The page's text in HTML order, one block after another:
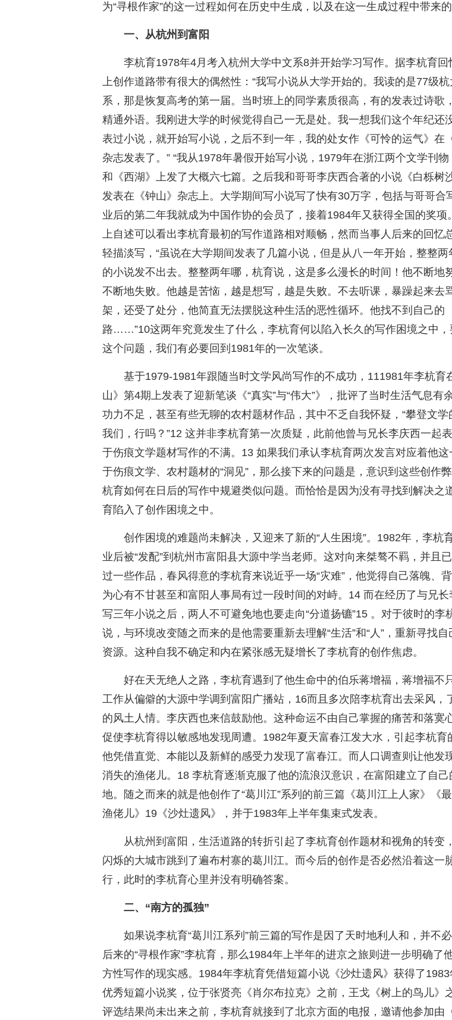
为“寻根作家”的这一过程如何在历史中生成，以及在这一生成过程中带来的
一、从杭州到富阳
李杭育1978年4月考入杭州大学中文系8并开始学习写作。据李杭育回
上创作道路带有很大的偶然性：“我写小说从大学开始的。我读的是77级杭
系，那是恢复高考的第一届。当时班上的同学素质很高，有的发表过诗歌
精通外语。我刚进大学的时候觉得自己一无是处。我一想我们这个年纪还
表过小说，就开始写小说，之后不到一年，我的处女作《可怜的运气》在
杂志发表了。” “我从1978年暑假开始写小说，1979年在浙江两个文学刊物
和《西湖》上发了大概六七篇。之后我和哥哥李庆西合著的小说《白栎树
发表在《钟山》杂志上。大学期间写小说写了快有30万字，包括与哥哥合
业后的第二年我就成为中国作协的会员了，接着1984年又获得全国的奖项
上自述可以看出李杭育最初的写作道路相对顺畅，然而当事人后来的回忆
轻描淡写，“虽说在大学期间发表了几篇小说，但是从八一年开始，整整两
的小说发不出去。整整两年哪，杭育说，这是多么漫长的时间！他不断地
不断地失败。他越是苦恼，越是想写，越是失败。不去听课，暴躁起来去
架，还受了处分，他简直无法摆脱这种生活的恶性循环。他找不到自己的
路……”10这两年究竟发生了什么，李杭育何以陷入长久的写作困境之中，
这个问题，我们有必要回到1981年的一次笔谈。
基于1979-1981年跟随当时文学风尚写作的不成功，111981年李杭育
山》第4期上发表了迎新笔谈《“真实”与“伟大”》，批评了当时生活气息有
功力不足，甚至有些无聊的农村题材作品，其中不乏自我怀疑，“攀登文学
我们，行吗？”12 这并非李杭育第一次质疑，此前他曾与兄长李庆西一起
于伤痕文学题材写作的不满。13 如果我们承认李杭育两次发言对应着他这
于伤痕文学、农村题材的“洞见”，那么接下来的问题是，意识到这些创作
杭育如何在日后的写作中规避类似问题。而恰恰是因为没有寻找到解决之
育陷入了创作困境之中。
创作困境的难题尚未解决，又迎来了新的“人生困境”。1982年，李杭
业后被“发配”到杭州市富阳县大源中学当老师。这对向来桀骜不羁，并且
过一些作品，春风得意的李杭育来说近乎一场“灾难”，他觉得自己落魄、
为心有不甘甚至和富阳人事局有过一段时间的对峙。14 而在经历了与兄长
写三年小说之后，两人不可避免地也要走向“分道扬镳”15 。对于彼时的李
说，与环境改变随之而来的是他需要重新去理解“生活”和“人”，重新寻找
资源。这种自我不确定和内在紧张感无疑增长了李杭育的创作焦虑。
好在天无绝人之路，李杭育遇到了他生命中的伯乐蒋增福，蒋增福不
工作从偏僻的大源中学调到富阳广播站，16而且多次陪李杭育出去采风，
的风土人情。李庆西也来信鼓励他。这种命运不由自己掌握的痛苦和落寞
促使李杭育得以敏感地发现周遭。1982年夏天富春江发大水，引起李杭育
他凭借直觉、本能以及新鲜的感受力发现了富春江。而人口调查则让他发
消失的渔佬儿。18 李杭育逐渐克服了他的流浪汉意识，在富阳建立了自己
地。随之而来的就是他创作了“葛川江”系列的前三篇《葛川江上人家》《
渔佬儿》19《沙灶遗风》，并于1983年上半年集束式发表。
从杭州到富阳，生活道路的转折引起了李杭育创作题材和视角的转变
闪烁的大城市跳到了遍布村寨的葛川江。而今后的创作是否必然沿着这一
行，此时的李杭育心里并没有明确答案。
二、“南方的孤独”
如果说李杭育“葛川江系列”前三篇的写作是因了天时地利人和，并不
后来的“寻根作家”李杭育，那么1984年上半年的进京之旅则进一步明确了
方性写作的现实感。1984年李杭育凭借短篇小说《沙灶遗风》获得了1983
优秀短篇小说奖，位于张贤亮《肖尔布拉克》之前，王戈《树上的鸟儿》
评选结果尚未出来之前，李杭育就接到了北京方面的电报，邀请他参加由